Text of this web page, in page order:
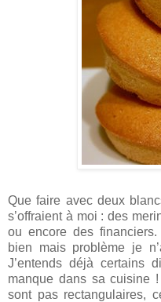
Que faire avec deux
s’offraient à moi : des
ou encore des
bien mais problème je
J’entends déjà certains
manque dans sa cuisine
sont pas rectangulaires,